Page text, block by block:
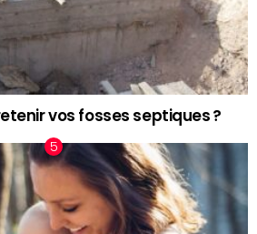
vos fosses septiques ?